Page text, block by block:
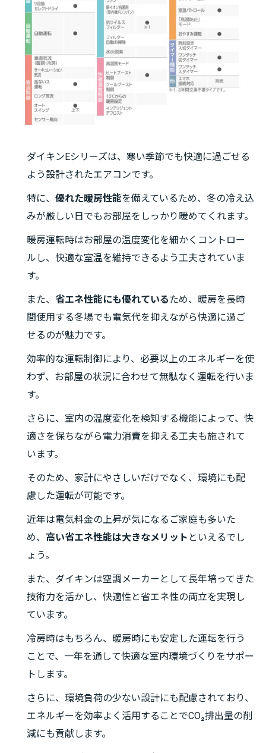
ダイキンEシリーズは、寒い季節でも快適に過ごせる
よう設計されたエアコンです。
特に、 優れた暖房性能を備えているため、冬の冷え込
みが厳しい日でもお部屋をしっかり暖めてくれます。
暖房運転時はお部屋の温度変化を細かくコントロー
ルし、快適な室温を維持できるよう工夫されていま
す。
また、 省エネ性能にも優れている ため、暖房を長時
間使用する冬場でも電気代を抑えながら快適に過ご
せるのが魅力です。
効率的な運転制御により、必要以上のエネルギーを使
わず、お部屋の状況に合わせて無駄なく運転を行いま
す。
さらに、室内の温度変化を検知する機能によって、快
適さを保ちながら電力消費を抑える工夫も施されて
います。
そのため、家計にやさしいだけでなく、環境にも配
慮した運転が可能です。
近年は電気料金の上昇が気になるご家庭も多いた
め、 高い省エネ性能は大きなメリット といえるでし
ょう。
また、ダイキンは空調メーカーとして長年培ってきた
技術力を活かし、快適性と省エネ性の両立を実現し
ています。
冷房時はもちろん、暖房時にも安定した運転を行う
ことで、一年を通して快適な室内環境づくりをサポー
トします。
さらに、環境負荷の少ない設計にも配慮されており、
エネルギーを効率よく活用することでCO₂排出量の削
減にも貢献します。